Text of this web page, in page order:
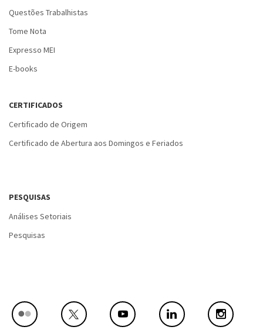
Questões Trabalhistas
Tome Nota
Expresso MEI
E-books
CERTIFICADOS
Certificado de Origem
Certificado de Abertura aos Domingos e Feriados
PESQUISAS
Análises Setoriais
Pesquisas